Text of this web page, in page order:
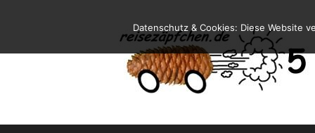
springen
Reiseblog
und
Datenschutz & Cookies: Diese Website